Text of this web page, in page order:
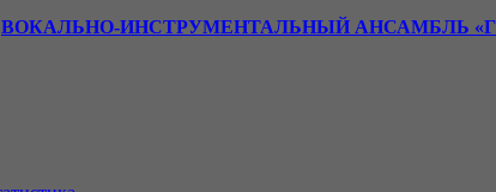
ВОКАЛЬНО-ИНСТРУМЕНТАЛЬНЫЙ АНСАМБЛЬ